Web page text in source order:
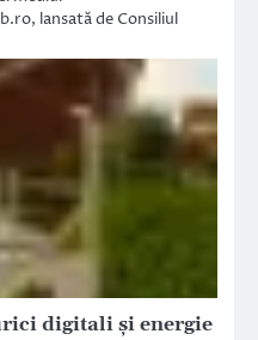
lansată de Consiliul
digitali și energie